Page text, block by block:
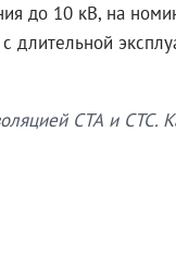
до 10 кВ, на
длительной
СТА и СТС.